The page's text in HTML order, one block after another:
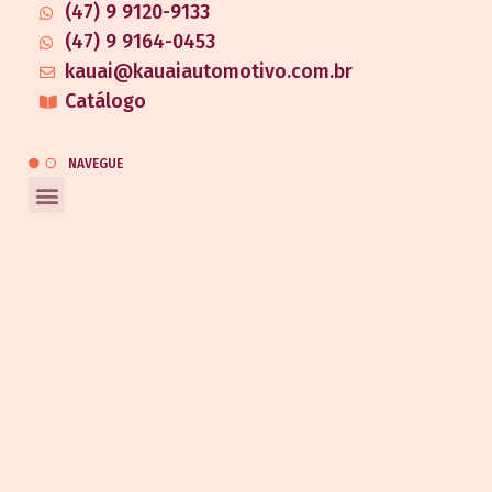
(47) 9 9120-9133
(47) 9 9164-0453
kauai@kauaiautomotivo.com.br
Catálogo
NAVEGUE